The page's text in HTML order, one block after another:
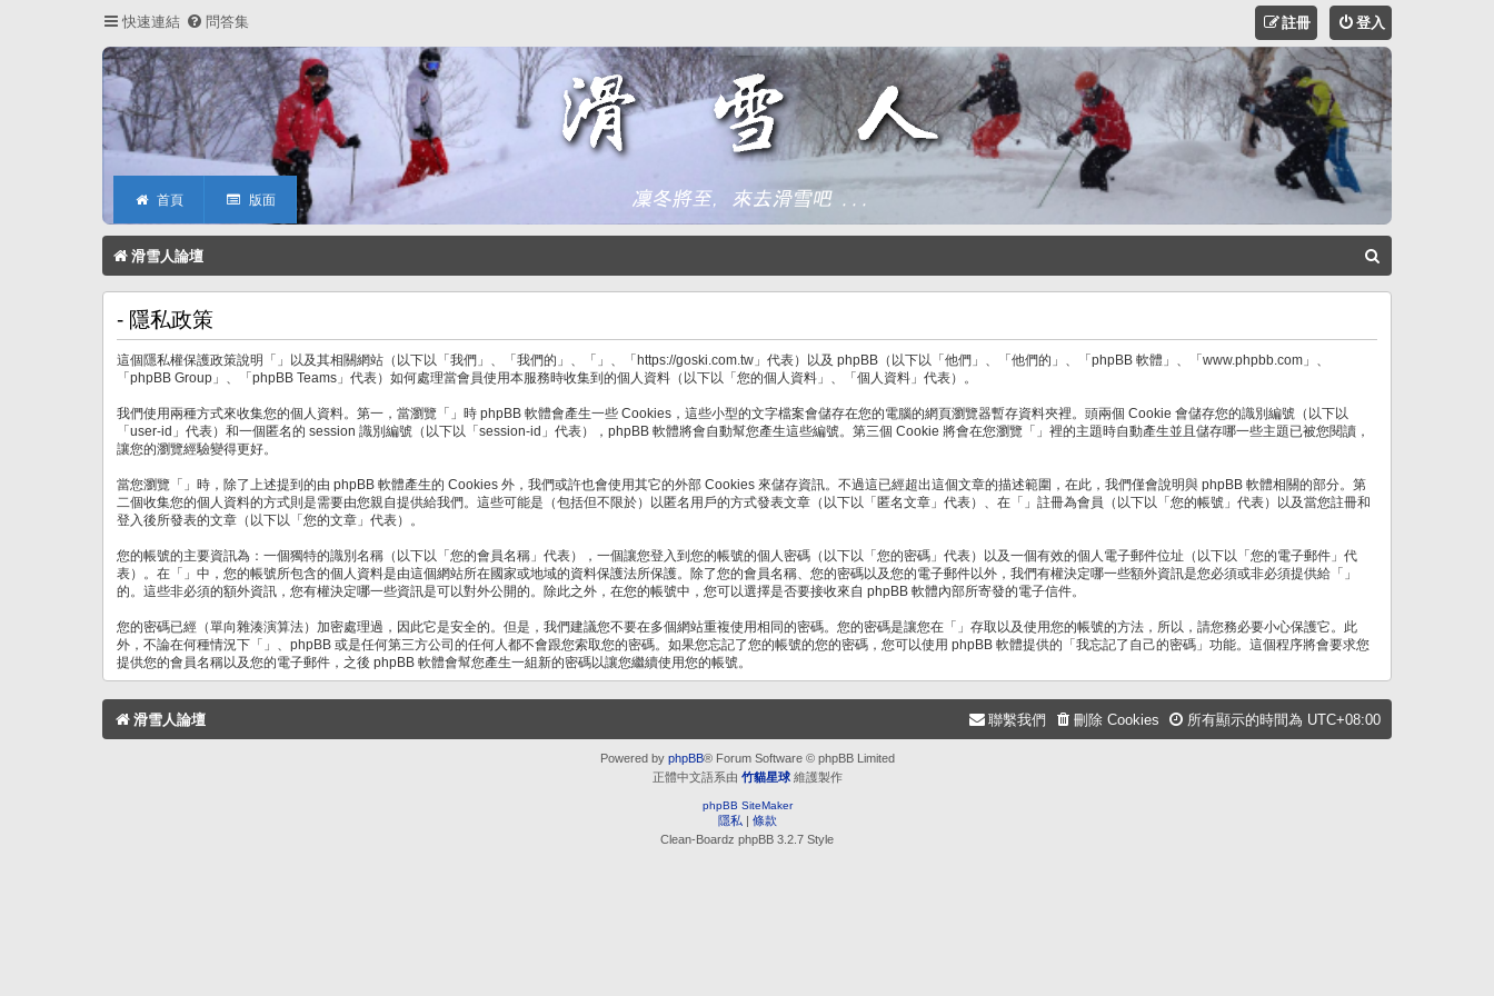
快速連結 問答集 登入
註冊
首頁 版面
滑雪人論壇
尋
- 隱私政策
這個隱私權保護政策說明「」以及其相關網站（以下以「我們」、「我們的」、「」、「https://goski.com.tw」代表）以及 phpBB（以下以「他們」、「他們的」、「phpBB 軟體」、「www.phpbb.com」、
「phpBB Group」、「phpBB Teams」代表）如何處理當會員使用本服務時收集到的個人資料（以下以「您的個人資料」、「個人資料」代表）。
我們使用兩種方式來收集您的個人資料。第一，當瀏覽「」時 phpBB 軟體會產生一些 Cookies，這些小型的文字檔案會儲存在您的電腦的網頁瀏覽器暫存資料夾裡。頭兩個 Cookie 會儲存您的識別編號（以下以
「user-id」代表）和一個匿名的 session 識別編號（以下以「session-id」代表），phpBB 軟體將會自動幫您產生這些編號。第三個 Cookie 將會在您瀏覽「」裡的主題時自動產生並且儲存哪一些主題已被您閱讀，
讓您的瀏覽經驗變得更好。
當您瀏覽「」時，除了上述提到的由 phpBB 軟體產生的 Cookies 外，我們或許也會使用其它的外部 Cookies 來儲存資訊。不過這已經超出這個文章的描述範圍，在此，我們僅會說明與 phpBB 軟體相關的部分。第
二個收集您的個人資料的方式則是需要由您親自提供給我們。這些可能是（包括但不限於）以匿名用戶的方式發表文章（以下以「匿名文章」代表）、在「」註冊為會員（以下以「您的帳號」代表）以及當您註冊和
登入後所發表的文章（以下以「您的文章」代表）。
您的帳號的主要資訊為：一個獨特的識別名稱（以下以「您的會員名稱」代表），一個讓您登入到您的帳號的個人密碼（以下以「您的密碼」代表）以及一個有效的個人電子郵件位址（以下以「您的電子郵件」代
表）。在「」中，您的帳號所包含的個人資料是由這個網站所在國家或地域的資料保護法所保護。除了您的會員名稱、您的密碼以及您的電子郵件以外，我們有權決定哪一些額外資訊是您必須或非必須提供給「」
的。這些非必須的額外資訊，您有權決定哪一些資訊是可以對外公開的。除此之外，在您的帳號中，您可以選擇是否要接收來自 phpBB 軟體內部所寄發的電子信件。
您的密碼已經（單向雜湊演算法）加密處理過，因此它是安全的。但是，我們建議您不要在多個網站重複使用相同的密碼。您的密碼是讓您在「」存取以及使用您的帳號的方法，所以，請您務必要小心保護它。此
外，不論在何種情況下「」、phpBB 或是任何第三方公司的任何人都不會跟您索取您的密碼。如果您忘記了您的帳號的您的密碼，您可以使用 phpBB 軟體提供的「我忘記了自己的密碼」功能。這個程序將會要求您
提供您的會員名稱以及您的電子郵件，之後 phpBB 軟體會幫您產生一組新的密碼以讓您繼續使用您的帳號。
滑雪人論壇 所有顯示的時間為 UTC+08:00
刪除 Cookies
聯繫我們
Powered by phpBB® Forum Software © phpBB Limited
正體中文語系由 竹貓星球維護製作
phpBB SiteMaker
隱私 | 條款
Clean-Boardz phpBB 3.2.7 Style